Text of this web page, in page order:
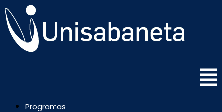
Saltar
al
contenido
Programas